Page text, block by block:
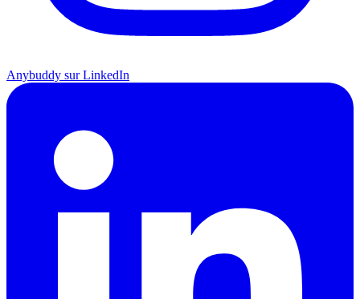
Anybuddy sur LinkedIn